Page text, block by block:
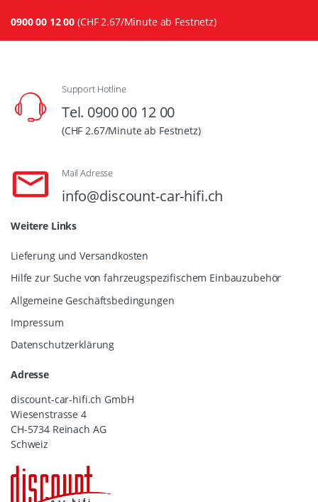
0900 00 12 00 (CHF 2.67/Minute ab Festnetz)
Support Hotline
Tel. 0900 00 12 00
(CHF 2.67/Minute ab Festnetz)
Mail Adresse
info@discount-car-hifi.ch
Weitere Links
Lieferung und Versandkosten
Hilfe zur Suche von fahrzeugspezifischem Einbauzubehör
Allgemeine Geschäftsbedingungen
Impressum
Datenschutzerklärung
Adresse
discount-car-hifi.ch GmbH
Wiesenstrasse 4
CH-5734 Reinach AG
Schweiz